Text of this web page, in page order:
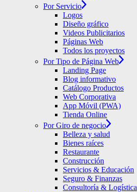
Por Servicio
Logos
Diseño gráfico
Videos Publicitarios
Páginas Web
Todos los proyectos
Por Tipo de Página Web
Landing Page
Blog informativo
Catálogo Productos
Web Corporativa
App Móvil (PWA)
Tienda Online
Por Giro de negocio
Belleza y salud
Bienes raíces
Restaurante
Construcción
Servicios & Educación
Seguro & Finanzas
Consultoría & Logística